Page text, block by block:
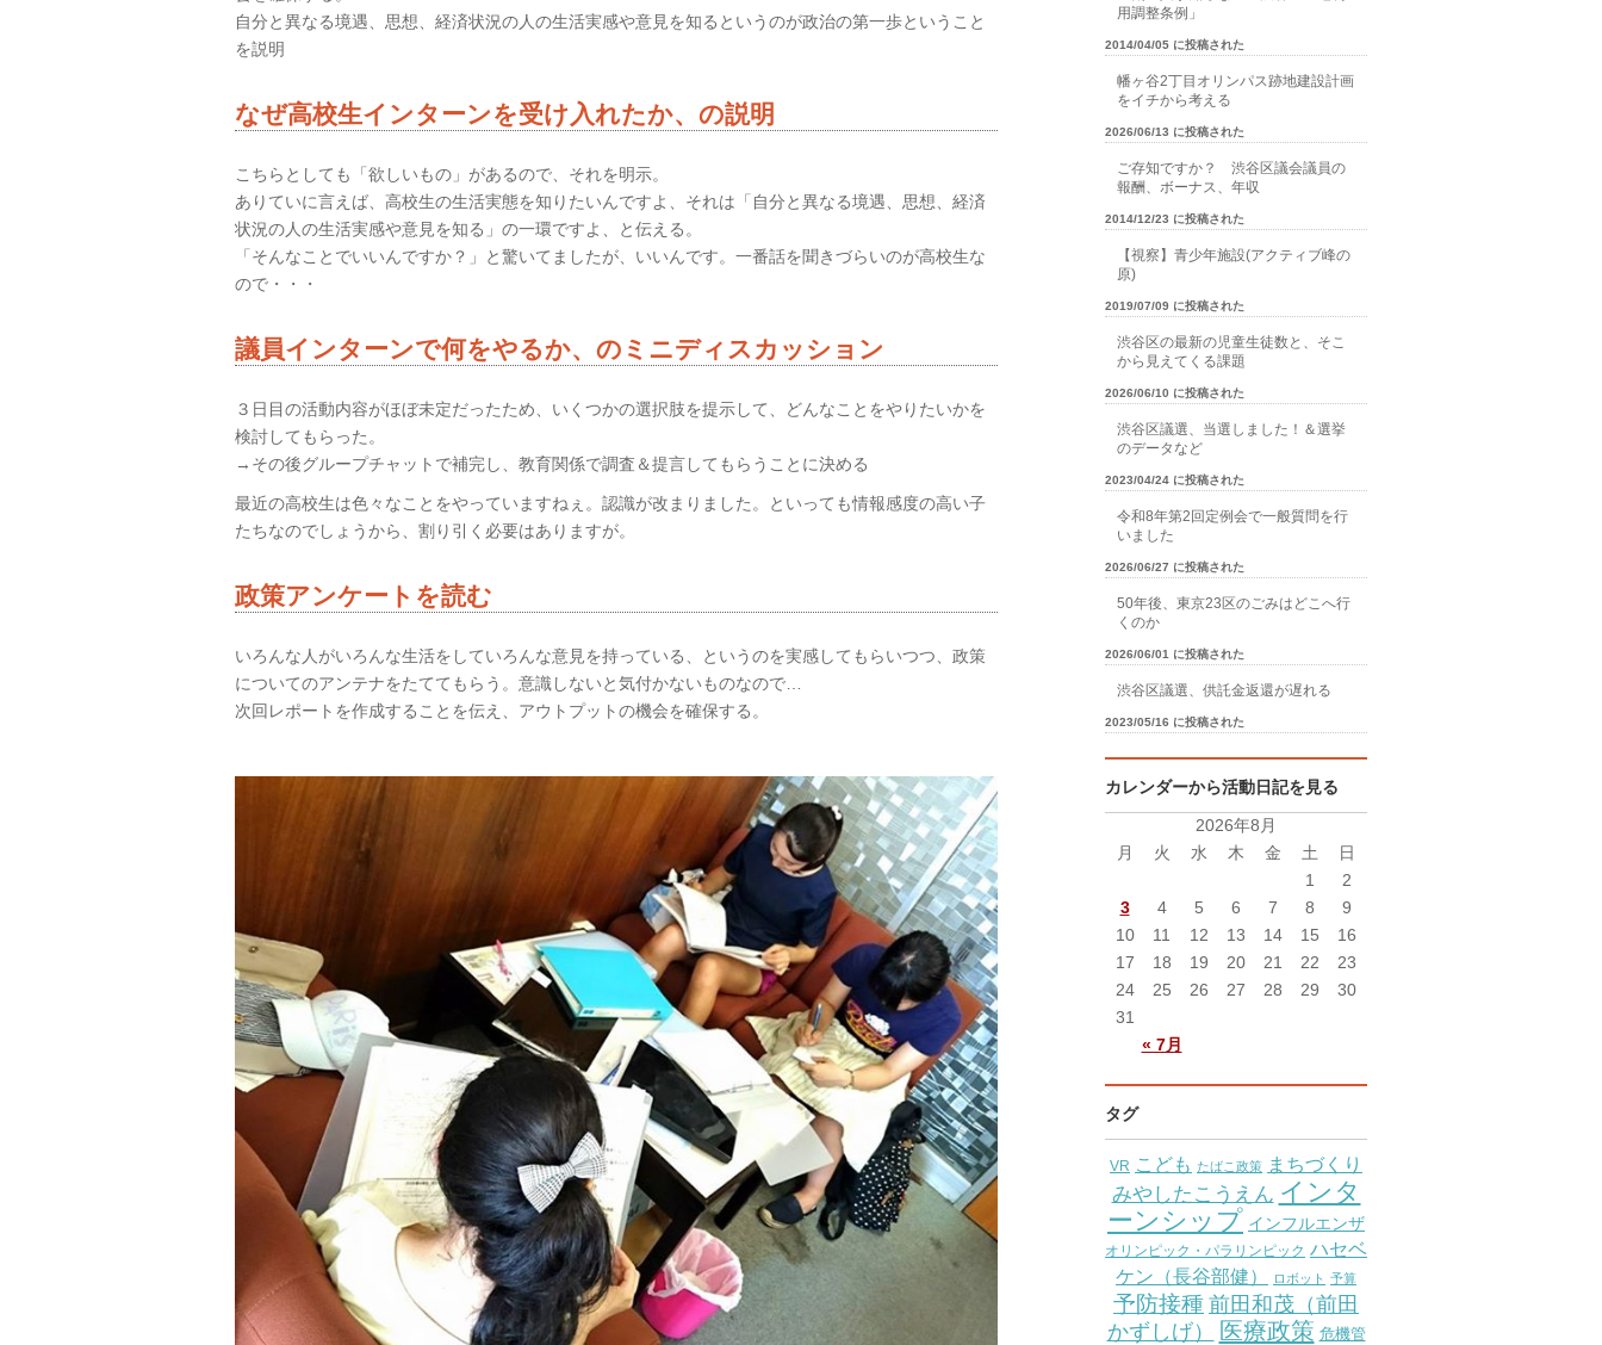
自分と異なる境遇、思想、経済状況の人の生活実感や意見を知るというのが政治の第一歩ということ
を説明
なぜ高校生インターンを受け入れたか、の説明
こちらとしても「欲しいもの」があるので、それを明示。
ありていに言えば、高校生の生活実態を知りたいんですよ、それは「自分と異なる境遇、思想、経済
状況の人の生活実感や意見を知る」の一環ですよ、と伝える。
「そんなことでいいんですか？」と驚いてましたが、いいんです。一番話を聞きづらいのが高校生な
ので・・・
議員インターンで何をやるか、のミニディスカッション
３日目の活動内容がほぼ未定だったため、いくつかの選択肢を提示して、どんなことをやりたいかを
検討してもらった。
→その後グループチャットで補完し、教育関係で調査＆提言してもらうことに決める
最近の高校生は色々なことをやっていますねぇ。認識が改まりました。といっても情報感度の高い子
たちなのでしょうから、割り引く必要はありますが。
政策アンケートを読む
いろんな人がいろんな生活をしていろんな意見を持っている、というのを実感してもらいつつ、政策
についてのアンテナをたててもらう。意識しないと気付かないものなので…
次回レポートを作成することを伝え、アウトプットの機会を確保する。
用調整条例」
2014/04/05 に投稿された
幡ヶ谷2丁目オリンパス跡地建設計画
をイチから考える
2026/06/13 に投稿された
ご存知ですか？ 渋谷区議会議員の
報酬、ボーナス、年収
2014/12/23 に投稿された
【視察】青少年施設(アクティブ峰の
原)
2019/07/09 に投稿された
渋谷区の最新の児童生徒数と、そこ
から見えてくる課題
2026/06/10 に投稿された
渋谷区議選、当選しました！＆選挙
のデータなど
2023/04/24 に投稿された
令和8年第2回定例会で一般質問を行
いました
2026/06/27 に投稿された
50年後、東京23区のごみはどこへ行
くのか
2026/06/01 に投稿された
渋谷区議選、供託金返還が遅れる
2023/05/16 に投稿された
カレンダーから活動日記を見る
2026年8月
月
火 水 木 金 土 日
« 7月
1
2
3
4 5 6 7 8
9
10
11 12 13 14 15
16
17
18 19 20 21 22
23
24
25 26 27 28 29
30
31
タグ
VR こども たばこ政策 まちづくり
みやしたこうえん インタ
ーンシップ インフルエンザ
オリンピック・パラリンピック ハセベ
ケン（長谷部健）
ロボット 予算
予防接種 前田和茂（前田
かずしげ）
医療政策 危機管